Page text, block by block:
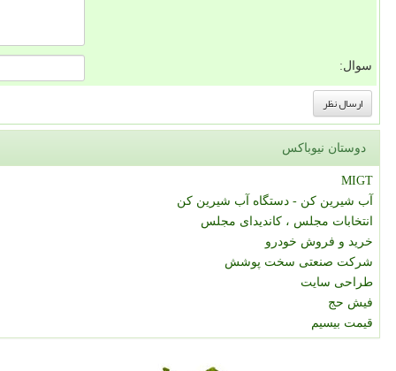
سوال:
دوستان نیوباکس
MIGT
آب شیرین کن - دستگاه آب شیرین کن
انتخابات مجلس ، کاندیدای مجلس
خرید و فروش خودرو
شرکت صنعتی سخت پوشش
طراحی سایت
فیش حج
قیمت بیسیم